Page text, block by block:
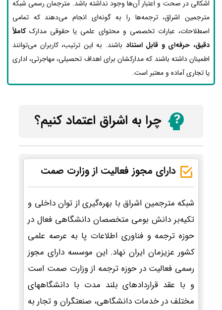
اشکالی در صحت و اعتبار آن‌ها وجود نداشته باشد. مترجمان رسمی شبکه
مترجمین اشراق، ترجمه‌ها را به گونه‌ای انجام می‌دهند که تمامی
اصطلاحات، عبارات تخصصی و محتوای علمی یا حقوقی مدارککاملاً
دقیق، حرفه‌ای و قابل استناد باشند. به این ترتیب، کاربران می‌توانند
اطمینان داشته باشند که مدارکشان برای اهداف تحصیلی، مهاجرتی، اداری
یا تجاری آماده و معتبر است.
چرا به اشراق اعتماد کنیم؟
دارای مجوز فعالیت از وزارت صمت
شبکه مترجمین اشراق با بهره‌گیری از توان داخلی و
تکیه‌بر دانش بومی متخصصان دانشگاهی فعال در
حوزه ترجمه و فناوری اطلاعات پا به عرصه علمی
کشور عزیزمان ایران نهاد. این موسسه دارای مجوز
رسمی فعالیت در حوزه ترجمه از وزارت صمت است
و با عقد قراردادهای بلند مدت با دانشگاههای
مختلف در خدمات دانشگاهی، صنعتگران و تجار به